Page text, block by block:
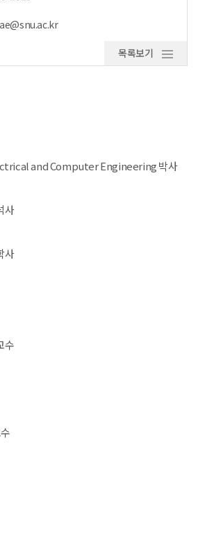
목록보기
and Computer Engineering 박사
사
사
수